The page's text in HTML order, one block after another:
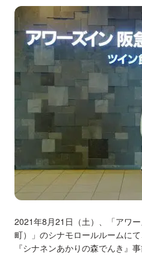
2021年8月21日（土）、「アワ
町）」のシナモロールルームに
『シナネンあかりの森でんき』